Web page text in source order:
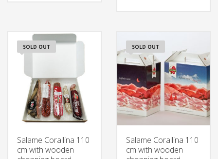
SOLD OUT
Salame Corallina 110
cm with wooden
SOLD OUT
Salame Corallina 110
cm with wooden